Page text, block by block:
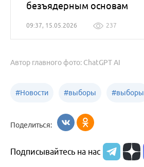
безъядерным основам
09:37, 15.05.2026 237
Автор главного фото: ChatGPT AI
#Новости #выборы
в Бийске
#выборы
Поделиться:
Подписывайтесь на нас